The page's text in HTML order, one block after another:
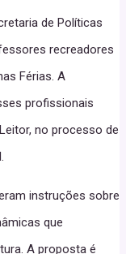
de Políticas
recreadores
Férias. A
profissionais
no processo de
instruções sobre
que
A proposta é